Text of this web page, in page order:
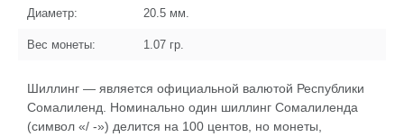
Диаметр: 20.5 мм.
Вес монеты: 1.07 гр.
Шиллинг — является официальной валютой Республики
Сомалиленд. Номинально один шиллинг Сомалиленда
(символ «/ -») делится на 100 центов, но монеты,